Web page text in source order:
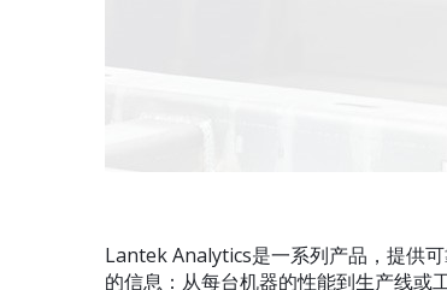
Lantek Analytics是一系列产品， 提供
的信息： 从每台机器的性能到生产线或